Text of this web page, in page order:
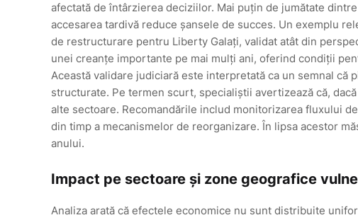
afectată de întârzierea deciziilor. Mai puțin de jumătate
accesarea tardivă reduce șansele de succes. Un exemplu
de restructurare pentru Liberty Galați, validat atât din
unei creanțe importante pe mai mulți ani, oferind condiții
Această validare judiciară este interpretată ca un semnal că
structurate. Pe termen scurt, specialiștii avertizează că,
alte sectoare. Recomandările includ monitorizarea fluxului
din timp a mecanismelor de reorganizare. În lipsa acestor
anului.
Impact pe sectoare și zone geografice
Analiza arată că efectele economice nu sunt distribuite